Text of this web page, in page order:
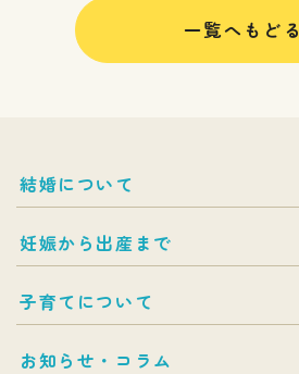
一覧へもどる
結婚について
妊娠から出産まで
子育てについて
お知らせ・コラム